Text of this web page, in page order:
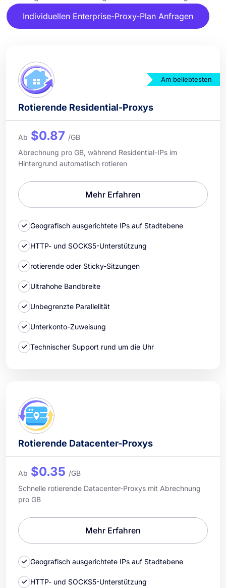
Individuellen Enterprise-Proxy-Plan Anfragen
Am beliebtesten
Rotierende Residential-Proxys
Ab $0.87 /GB
Abrechnung pro GB, während Residential-IPs im
Hintergrund automatisch rotieren
Mehr Erfahren
Geografisch ausgerichtete IPs auf Stadtebene
HTTP- und SOCKS5-Unterstützung
rotierende oder Sticky-Sitzungen
Ultrahohe Bandbreite
Unbegrenzte Parallelität
Unterkonto-Zuweisung
Technischer Support rund um die Uhr
Rotierende Datacenter-Proxys
Ab $0.35 /GB
Schnelle rotierende Datacenter-Proxys mit Abrechnung
pro GB
Mehr Erfahren
Geografisch ausgerichtete IPs auf Stadtebene
HTTP- und SOCKS5-Unterstützung